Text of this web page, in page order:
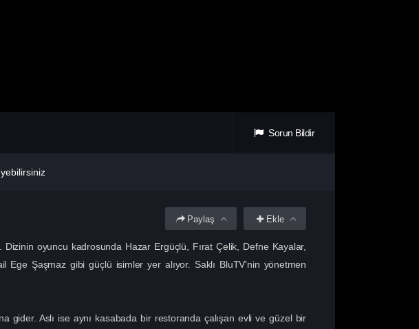
Sorun Bildir
Ekle
Paylaş
oyuncu kadrosunda Hazar Ergüçlü, Fırat Çelik, Defne Kayalar,
Şaşmaz gibi güçlü isimler yer alıyor. Saklı BluTV'nin yönetmen
gider. Aslı ise aynı kasabada bir restoranda çalışan evli ve güzel bir